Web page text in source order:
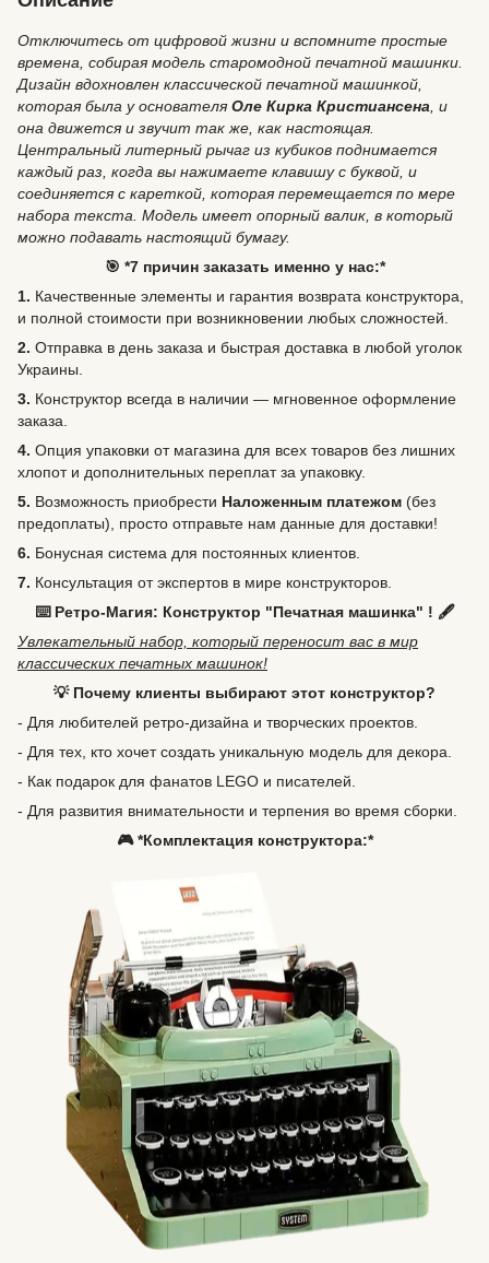
Отключитесь от цифровой жизни и вспомните простые
времена, собирая модель старомодной печатной машинки.
Дизайн вдохновлен классической печатной машинкой,
которая была у основателя Оле Кирка Кристиансена , и
она движется и звучит так же, как настоящая.
Центральный литерный рычаг из кубиков поднимается
каждый раз, когда вы нажимаете клавишу с буквой, и
соединяется с кареткой, которая перемещается по мере
набора текста. Модель имеет опорный валик, в который
можно подавать настоящий бумагу.
🎯 *7 причин заказать именно у нас:*
1. Качественные элементы и гарантия возврата конструктора,
и полной стоимости при возникновении любых сложностей.
2. Отправка в день заказа и быстрая доставка в любой уголок
Украины.
3. Конструктор всегда в наличии — мгновенное оформление
заказа.
4. Опция упаковки от магазина для всех товаров без лишних
хлопот и дополнительных переплат за упаковку.
5. Возможность приобрести Наложенным платежом (без
предоплаты), просто отправьте нам данные для доставки!
6. Бонусная система для постоянных клиентов.
7. Консультация от экспертов в мире конструкторов.
⌨️ Ретро-Магия: Конструктор "Печатная машинка" ! 🖋️
Увлекательный набор, который переносит вас в мир
классических печатных машинок!
💡 Почему клиенты выбирают этот конструктор?
- Для любителей ретро-дизайна и творческих проектов.
- Для тех, кто хочет создать уникальную модель для декора.
- Как подарок для фанатов LEGO и писателей.
- Для развития внимательности и терпения во время сборки.
🎮 *Комплектация конструктора:*